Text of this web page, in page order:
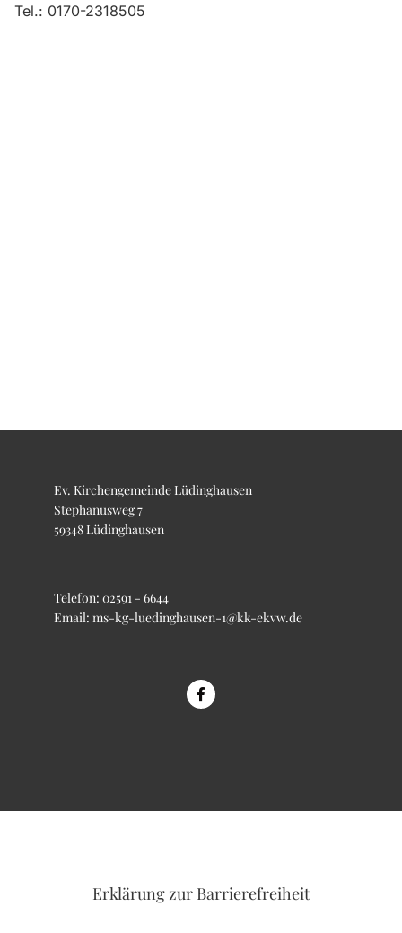
Tel.: 0170-2318505
Ev. Kirchengemeinde Lüdinghausen
Stephanusweg 7
59348 Lüdinghausen
Telefon: 02591 - 6644
Email: ms-kg-luedinghausen-1@kk-ekvw.de
Erklärung zur Barrierefreiheit